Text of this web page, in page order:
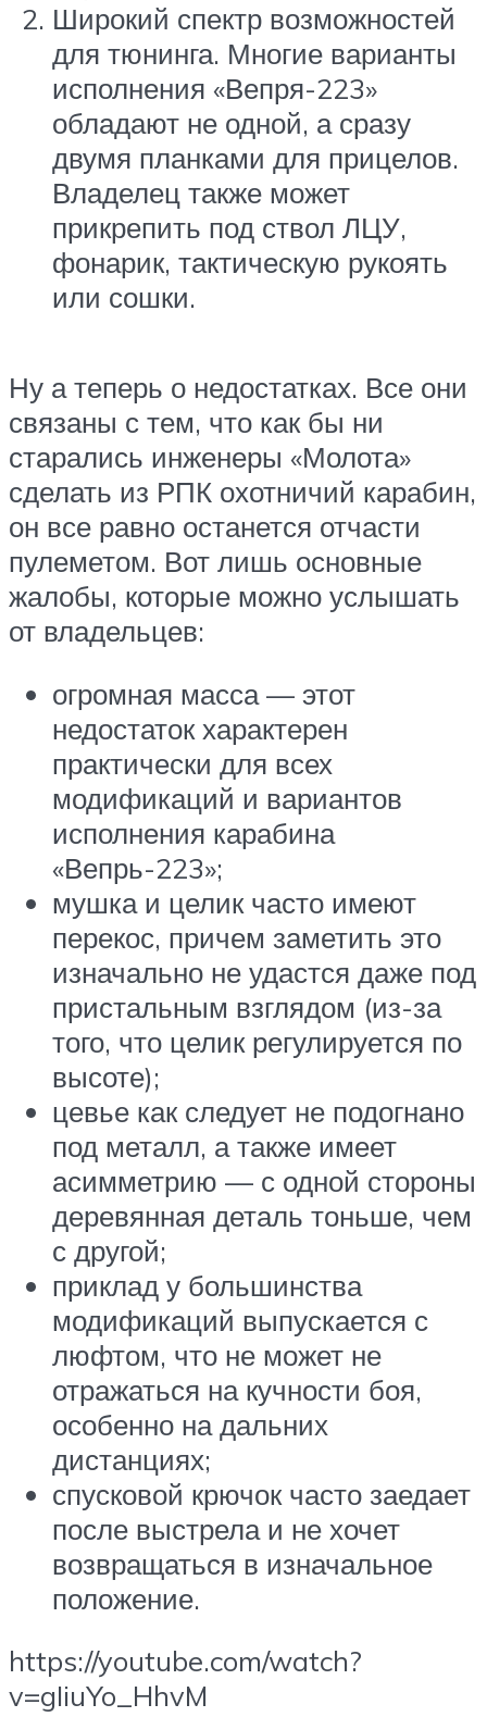
Широкий спектр возможностей
для тюнинга. Многие варианты
исполнения «Вепря-223»
обладают не одной, а сразу
двумя планками для прицелов.
Владелец также может
прикрепить под ствол ЛЦУ,
фонарик, тактическую рукоять
или сошки.
Ну а теперь о недостатках. Все они
связаны с тем, что как бы ни
старались инженеры «Молота»
сделать из РПК охотничий карабин,
он все равно останется отчасти
пулеметом. Вот лишь основные
жалобы, которые можно услышать
от владельцев:
огромная масса — этот
недостаток характерен
практически для всех
модификаций и вариантов
исполнения карабина
«Вепрь-223»;
мушка и целик часто имеют
перекос, причем заметить это
изначально не удастся даже под
пристальным взглядом (из-за
того, что целик регулируется по
высоте);
цевье как следует не подогнано
под металл, а также имеет
асимметрию — с одной стороны
деревянная деталь тоньше, чем
с другой;
приклад у большинства
модификаций выпускается с
люфтом, что не может не
отражаться на кучности боя,
особенно на дальних
дистанциях;
спусковой крючок часто заедает
после выстрела и не хочет
возвращаться в изначальное
положение.
https://youtube.com/watch?
v=gIiuYo_HhvM